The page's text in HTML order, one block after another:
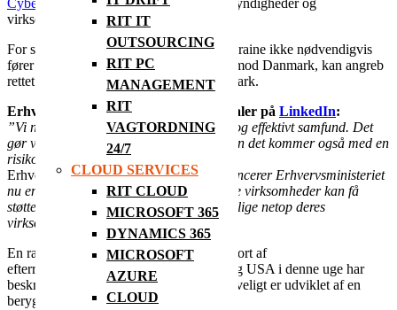
RIT IT
OUTSOURCING
RIT PC
MANAGEMENT
RIT
VAGTORDNING
24/7
CLOUD SERVICES
RIT CLOUD
MICROSOFT 365
DYNAMICS 365
MICROSOFT
AZURE
CLOUD
Cybersikkerheden styrkelse af danske myndigheder og
virksomheders cyber-beredskab.
For selvom den nuværende situation i Ukraine ikke nødvendigvis
fører til cyberangreb, åbent rettet direkte mod Danmark, kan angreb
rettet mod andre lande brede sig til Danmark.
Erhvervsminister Simon Kollerup udtaler på LinkedIn:
”Vi nyder godt af at være et digitaliseret og effektivt samfund. Det
gør vores erhvervsliv i høj grad også. Men det kommer også med en
risiko for cyberangreb”.
Erhvervsministeren fortsætter: ”Derfor lancerer Erhvervsministeriet
nu en pulje på 50 mio kr., så vores mindre virksomheder kan få
støtte til rådgivning til, hvordan de sikrer lige netop deres
virksomhed bedst muligt.”
En rapport om cybersikkerhed offentliggjort af
efterretningstjenesterne i Storbritannien og USA i denne uge har
beskrevet en lumsk ny malware, der angiveligt er udviklet af en
berygtet russisk-støttet hackergruppe.